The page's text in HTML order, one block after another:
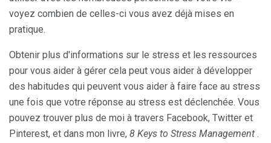
voyez combien de celles-ci vous avez déjà mises en
pratique.
Obtenir plus d'informations sur le stress et les ressources
pour vous aider à gérer cela peut vous aider à développer
des habitudes qui peuvent vous aider à faire face au stress
une fois que votre réponse au stress est déclenchée. Vous
pouvez trouver plus de moi à travers Facebook, Twitter et
Pinterest, et dans mon livre, 8 Keys to Stress Management .